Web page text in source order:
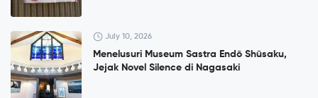
July 10, 2026
Menelusuri Museum Sastra Endō Shūsaku,
Jejak Novel Silence di Nagasaki